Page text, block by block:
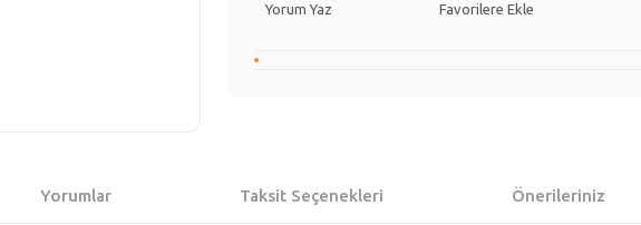
Yorum Yaz
Yorumlar Taksit Seçenekleri Önerileriniz